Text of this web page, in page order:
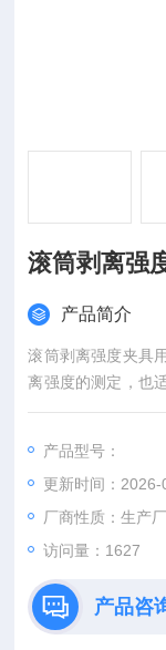
滚筒剥离强
产品简介
滚筒剥离强度夹具
离强度的测定，也
定。
产品型号：
更新时间：2026-
厂商性质：生产
访问量：1627
产品咨